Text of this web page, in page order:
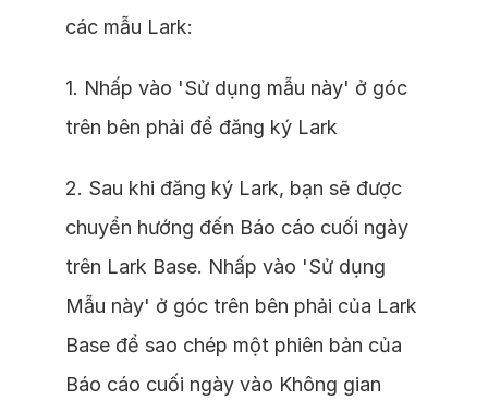
các mẫu Lark:
1. Nhấp vào 'Sử dụng mẫu này' ở góc
trên bên phải để đăng ký Lark
2. Sau khi đăng ký Lark, bạn sẽ được
chuyển hướng đến Báo cáo cuối ngày
trên Lark Base. Nhấp vào 'Sử dụng
Mẫu này' ở góc trên bên phải của Lark
Base để sao chép một phiên bản của
Báo cáo cuối ngày vào Không gian